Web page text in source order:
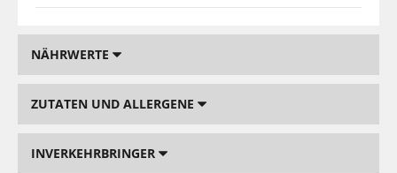
NÄHRWERTE
ZUTATEN UND ALLERGENE
INVERKEHRBRINGER